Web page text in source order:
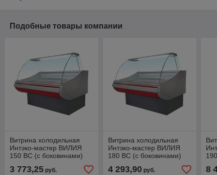
Подобные товары компании
Витрина холодильная
Интэко-мастер ВИЛИЯ
150 ВС (с боковинами)
3 773,25 руб.
Витрина холодильная
Интэко-мастер ВИЛИЯ
180 ВС (с боковинами)
4 293,90руб. 8